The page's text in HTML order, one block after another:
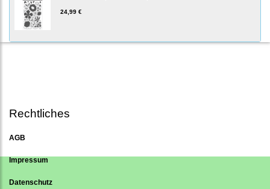
24,99 €
Rechtliches
AGB
Impressum
Datenschutz